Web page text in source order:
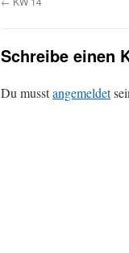
Schreibe einen
Du musstangemeldet